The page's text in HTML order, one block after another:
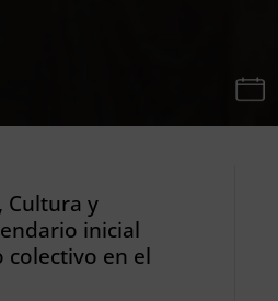
Cultura y
inicial
colectivo en el